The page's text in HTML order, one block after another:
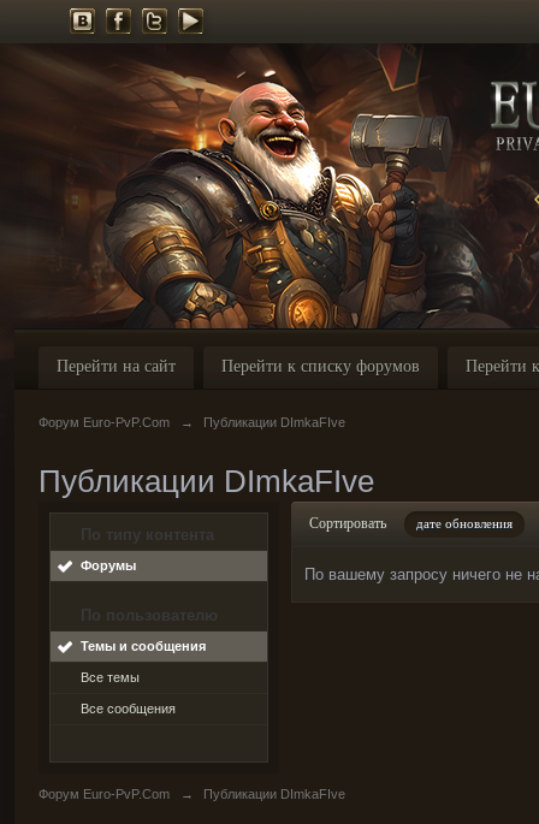
Перейти на сайт Перейти к списку форумов Перейти
Форум Euro-PvP.Com → Публикации DImkaFIve
Публикации DImkaFIve
По типу контента
Форумы
По пользователю
Темы и сообщения
Все темы
Все сообщения
Сортировать дате обновления
По вашему запросу ничего не
Форум Euro-PvP.Com → Публикации DImkaFIve